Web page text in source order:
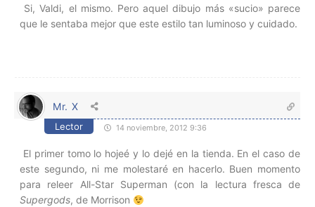
Si, Valdi, el mismo. Pero aquel dibujo más «sucio» parece
que le sentaba mejor que este estilo tan luminoso y cuidado.
Mr. X
Lector 14 noviembre, 2012 9:36
El primer tomo lo hojeé y lo dejé en la tienda. En el caso de
este segundo, ni me molestaré en hacerlo. Buen momento
para releer All-Star Superman (con la lectura fresca de
Supergods, de Morrison